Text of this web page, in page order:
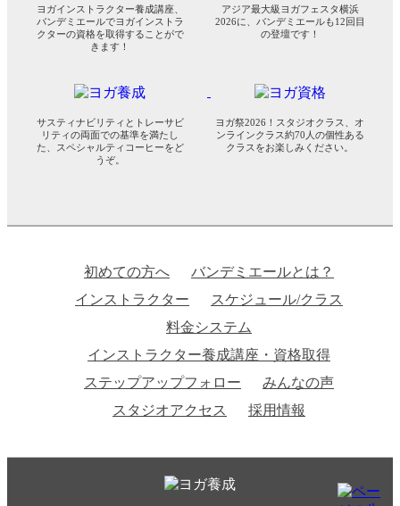
ヨガインストラクター養成講座、
バンデミエールでヨガインストラ
クターの資格を取得することがで
きます！
アジア最大級ヨガフェスタ横浜
2026に、バンデミエールも12回目
の登壇です！
サスティナビリティとトレーサビ
リティの両面での基準を満たし
た、スペシャルティコーヒーをど
うぞ。
ヨガ祭2026！スタジオクラス、オ
ンラインクラス約70人の個性ある
クラスをお楽しみください。
初めての方へ
バンデミエールとは？
インストラクター
スケジュール/クラス
料金システム
インストラクター養成講座・資格取得
ステップアップフォロー
みんなの声
スタジオアクセス
採用情報